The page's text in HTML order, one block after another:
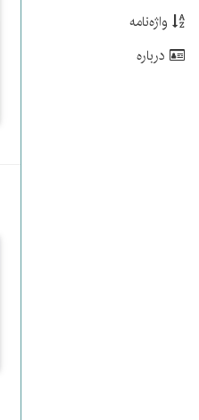
واژه‌نامه
درباره